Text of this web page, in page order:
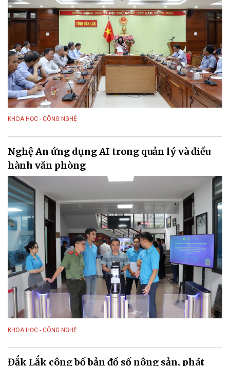
KHOA HỌC - CÔNG NGHỆ
Nghệ An ứng dụng AI trong quản lý và điều
hành văn phòng
KHOA HỌC - CÔNG NGHỆ
Đắk Lắk công bố bản đồ số nông sản, phát